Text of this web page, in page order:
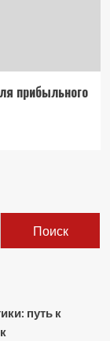
прибыльного
Поиск
путь к